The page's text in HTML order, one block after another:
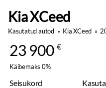
Kia XCeed
Kasutatud autod » Kia XCeed »
23 900 €
Käibemaks 0%
Seisukord